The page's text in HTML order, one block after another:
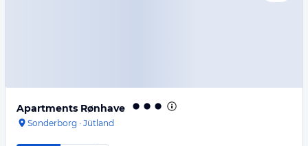
Apartments Rønhave
Sonderborg · Jütland